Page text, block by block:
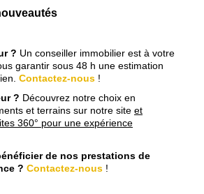
? Un conseiller immobilier est à votre
garantir sous 48 h une estimation
Contactez-nous !
? Découvrez notre choix en
et terrains sur notre site et
360° pour une expérience
de nos prestations de
? Contactez-nous !